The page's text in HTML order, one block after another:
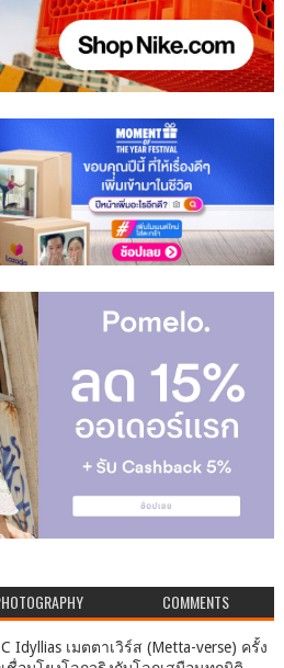
COMMENTS
Idyllias เมตตาเวิร์ส (Metta-verse) ครั้ง